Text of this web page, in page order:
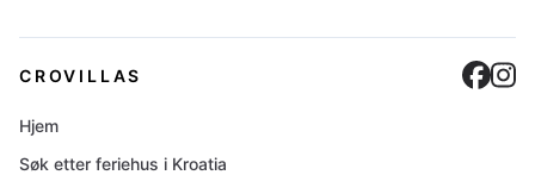
CROVILLAS
Hjem
Søk etter feriehus i Kroatia